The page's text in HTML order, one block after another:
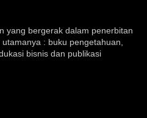
yang bergerak dalam penerbitan
: buku pengetahuan,
bisnis dan publikasi